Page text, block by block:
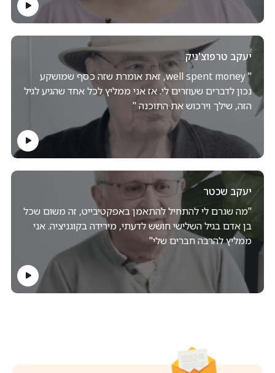
יעקב טרפוצ'ניק
" well spent money, זאת אומרת שזה כסף שמושקע
נכון לדברים שעוזרים לי. אז אני ממליץ לכל אחד שהגיע לגיל
הזה, שילך וירכוש את התוכנה "
יעקב שכטר
"מה שגרם לי להתחיל להתאמן באפקטיבייט, זה משום שכל
בן אדם בגיל השלישי חושש לדעתי, מירידה בקוגניציה. אני
ממליץ להרבה חברים שלי"